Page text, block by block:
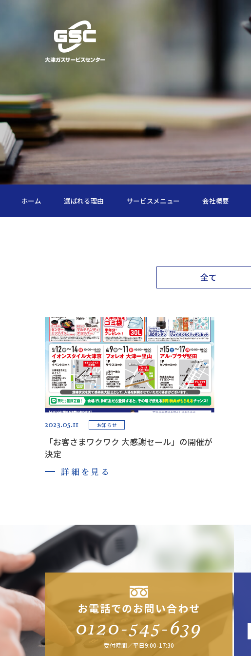
ホーム 選ばれる理由 サービスメニュー 会社概要
全て
2023.05.11 お知らせ
「お客さまワクワク 大感謝セール」の開催が
決定
詳細を見る
0120-545-639
受付時間／平日9:00-17:30